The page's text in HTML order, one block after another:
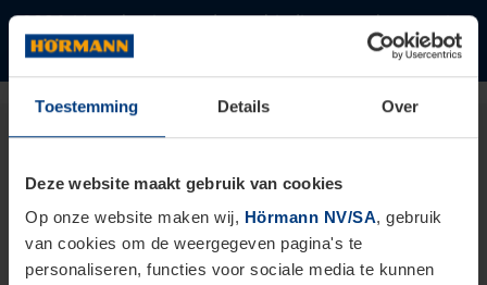
Toestemming Details Over
Deze website maakt gebruik van cookies
Op onze website maken wij, Hörmann NV/SA, gebruik
van cookies om de weergegeven pagina's te
personaliseren, functies voor sociale media te kunnen
2026. Verzeker je van de aanbiedingen en bespaar!